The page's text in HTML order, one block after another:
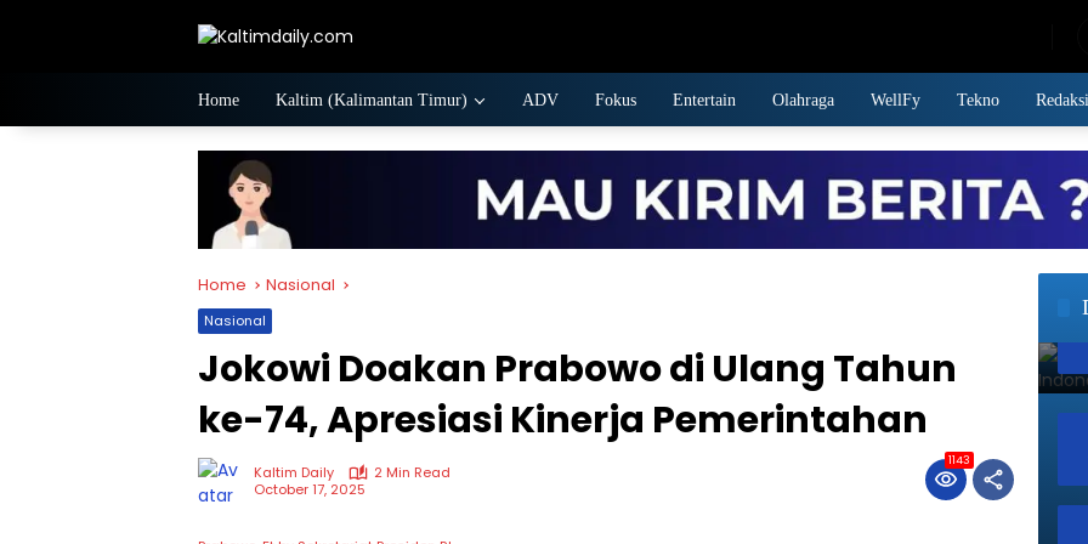
Home Kaltim (Kalimantan Timur) ADV Fokus Entertain Olahraga WellFy Tekno Redaksi
Home Nasional
Nasional
Jokowi Doakan Prabowo di Ulang Tahun
ke-74, Apresiasi Kinerja Pemerintahan
Kaltim Daily
2 Min Read
October 17, 2025
1143